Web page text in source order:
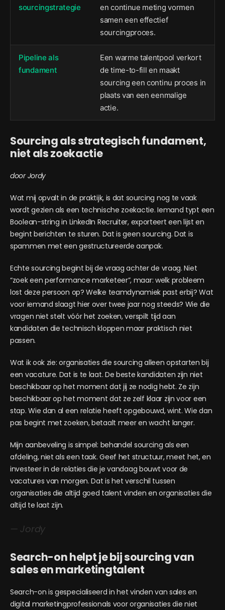
sourcingstrategie
en continue meting vormen
samen een effectief
sourcingproces.
Pipeline als
fundament
Een warme talentpool verkort
de time-to-fill en maakt
sourcing een continu proces in
plaats van een eenmalige
actie.
Sourcing als strategisch fundament,
niet als zoekactie
door Jordy
Wat mij opvalt in de praktijk, is dat sourcing nog te vaak
wordt gezien als een technische zoekactie. Iemand typt een
Boolean-string in LinkedIn Recruiter, exporteert een lijst en
begint berichten te sturen. Dat is geen sourcing. Dat is
spammen met een gestructureerde aanpak.
Echte sourcing begint bij de vraag achter de vraag. Niet
“zoek een performance marketeer”, maar: welk probleem
lost deze persoon op? Welke teamdynamiek past erbij? Wat
voor iemand slaagt hier over twee jaar nog steeds? Wie die
vragen niet stelt vóór het zoeken, verspilt tijd aan
kandidaten die technisch kloppen maar praktisch niet
passen.
Wat ik ook zie: organisaties die sourcing alleen opstarten bij
een vacature. Dat is te laat. De beste kandidaten zijn niet
beschikbaar op het moment dat jij ze nodig hebt. Ze zijn
beschikbaar op het moment dat ze zelf klaar zijn voor een
stap. Wie dan al een relatie heeft opgebouwd, wint. Wie dan
pas begint met zoeken, betaalt meer en wacht langer.
Mijn aanbeveling is simpel: behandel sourcing als een
afdeling, niet als een taak. Geef het structuur, meet het, en
investeer in de relaties die je vandaag bouwt voor de
vacatures van morgen. Dat is het verschil tussen
organisaties die altijd goed talent vinden en organisaties die
altijd te laat zijn.
— Jordy
Search-on helpt je bij sourcing van
sales en marketingtalent
Search-on is gespecialiseerd in het vinden van sales en
digital marketingprofessionals voor organisaties die niet